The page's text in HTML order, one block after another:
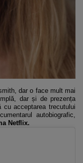
dar o face mult mai
dar și de prezența
acceptarea trecutului
autobiografic,
Netflix.